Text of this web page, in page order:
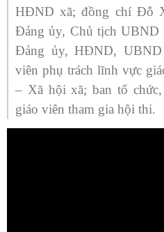
HĐND xã; đồng chí Đỗ
Đảng ủy, Chủ tịch UBND
Đảng ủy, HĐND, UBND
viên phụ trách lĩnh vực
– Xã hội xã;ban tổ
giáo viên tham gia hội thi.